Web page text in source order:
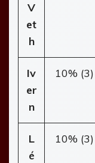
V
et
h
Iv
er
n
10% (3)
L
é
10% (3)